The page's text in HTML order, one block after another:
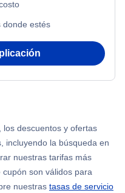
donde estés
los descuentos y ofertas
incluyendo la búsqueda en
nuestras tarifas más
son válidos para
nuestras tasas de servicio